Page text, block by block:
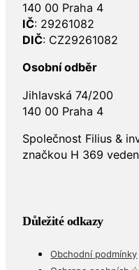
140 00 Praha 4
IČ: 29261082
DIČ: CZ29261082
Osobní odběr
Jihlavská 74/200
140 00 Praha 4
Společnost Filius &
značkou H 369
Důležité odkazy
Obchodní podmínky